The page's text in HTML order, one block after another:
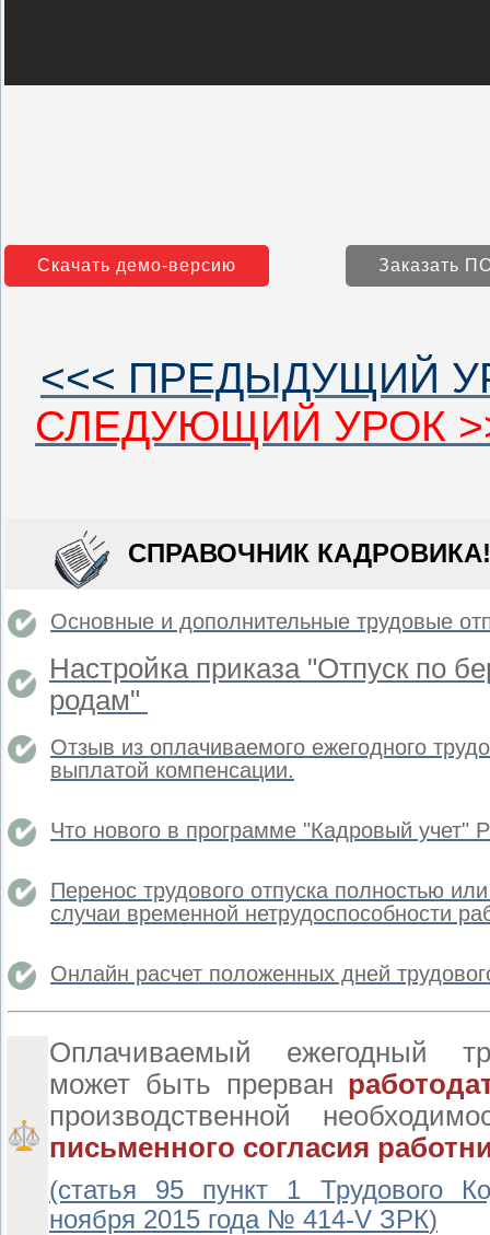
Скачать демо-версию Заказать
<<< ПРЕДЫДУЩИЙ
СЛЕДУЮЩИЙ УРОК
СПРАВОЧНИК КАДРОВИКА!
Основные и дополнительные трудовые
Настройка приказа "Отпуск по
родам"
Отзыв из оплачиваемого ежегодного
выплатой компенсации.
Что нового в программе "Кадровый учет"
Перенос трудового отпуска полностью
случаи временной нетрудоспособности
Онлайн расчет положенных дней
Оплачиваемый ежегодный
может быть прерван
производственной
письменного согласия
(статья 95 пункт 1 Трудового
ноября 2015 года № 414-V ЗРК)